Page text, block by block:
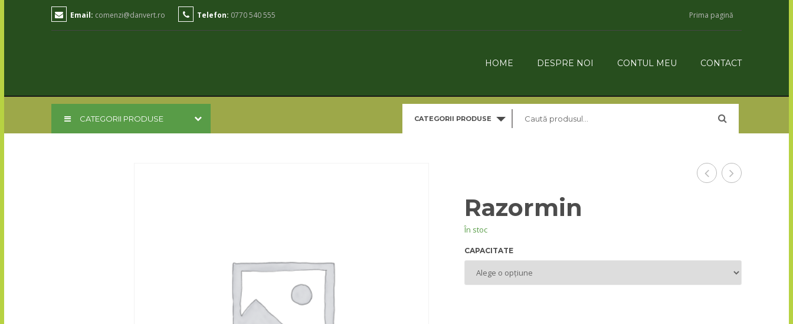
Email: comenzi@danvert.ro Telefon: 0770 540 555 Prima pagină
HOME DESPRE NOI CONTUL MEU CONTACT
CATEGORII PRODUSE CATEGORII PRODUSE
50/500
g
Razormin
În stoc
CAPACITATE